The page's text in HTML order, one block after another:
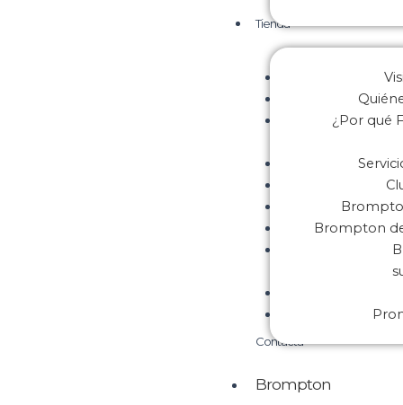
Tienda
¿Por qué
Brompton
Contacta
Brompton